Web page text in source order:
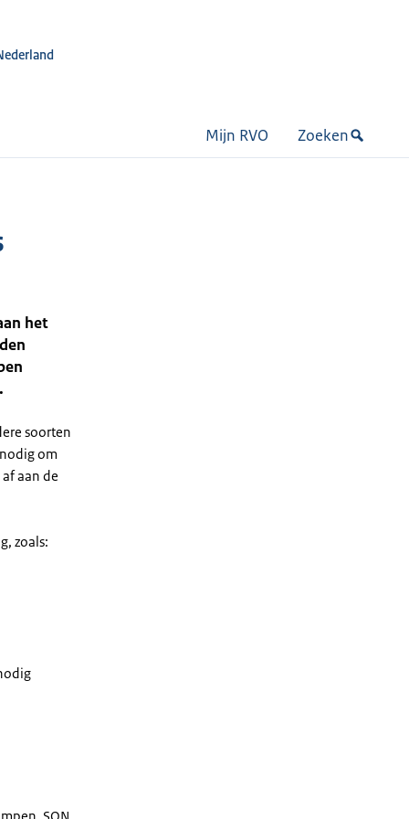
Mijn RVO Zoeken
het
soorten
om
aan de
zoals: